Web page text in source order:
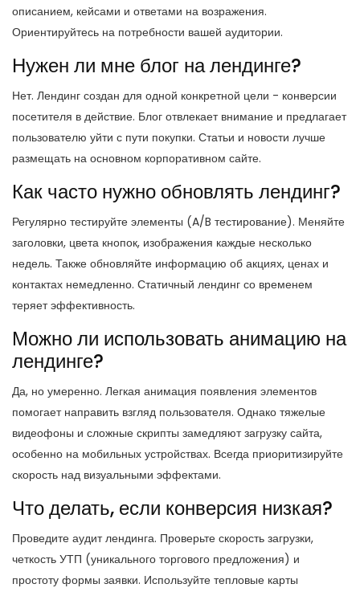
описанием, кейсами и ответами на возражения.
Ориентируйтесь на потребности вашей аудитории.
Нужен ли мне блог на лендинге?
Нет. Лендинг создан для одной конкретной цели - конверсии
посетителя в действие. Блог отвлекает внимание и предлагает
пользователю уйти с пути покупки. Статьи и новости лучше
размещать на основном корпоративном сайте.
Как часто нужно обновлять лендинг?
Регулярно тестируйте элементы (A/B тестирование). Меняйте
заголовки, цвета кнопок, изображения каждые несколько
недель. Также обновляйте информацию об акциях, ценах и
контактах немедленно. Статичный лендинг со временем
теряет эффективность.
Можно ли использовать анимацию на
лендинге?
Да, но умеренно. Легкая анимация появления элементов
помогает направить взгляд пользователя. Однако тяжелые
видеофоны и сложные скрипты замедляют загрузку сайта,
особенно на мобильных устройствах. Всегда приоритизируйте
скорость над визуальными эффектами.
Что делать, если конверсия низкая?
Проведите аудит лендинга. Проверьте скорость загрузки,
четкость УТП (уникального торгового предложения) и
простоту формы заявки. Используйте тепловые карты